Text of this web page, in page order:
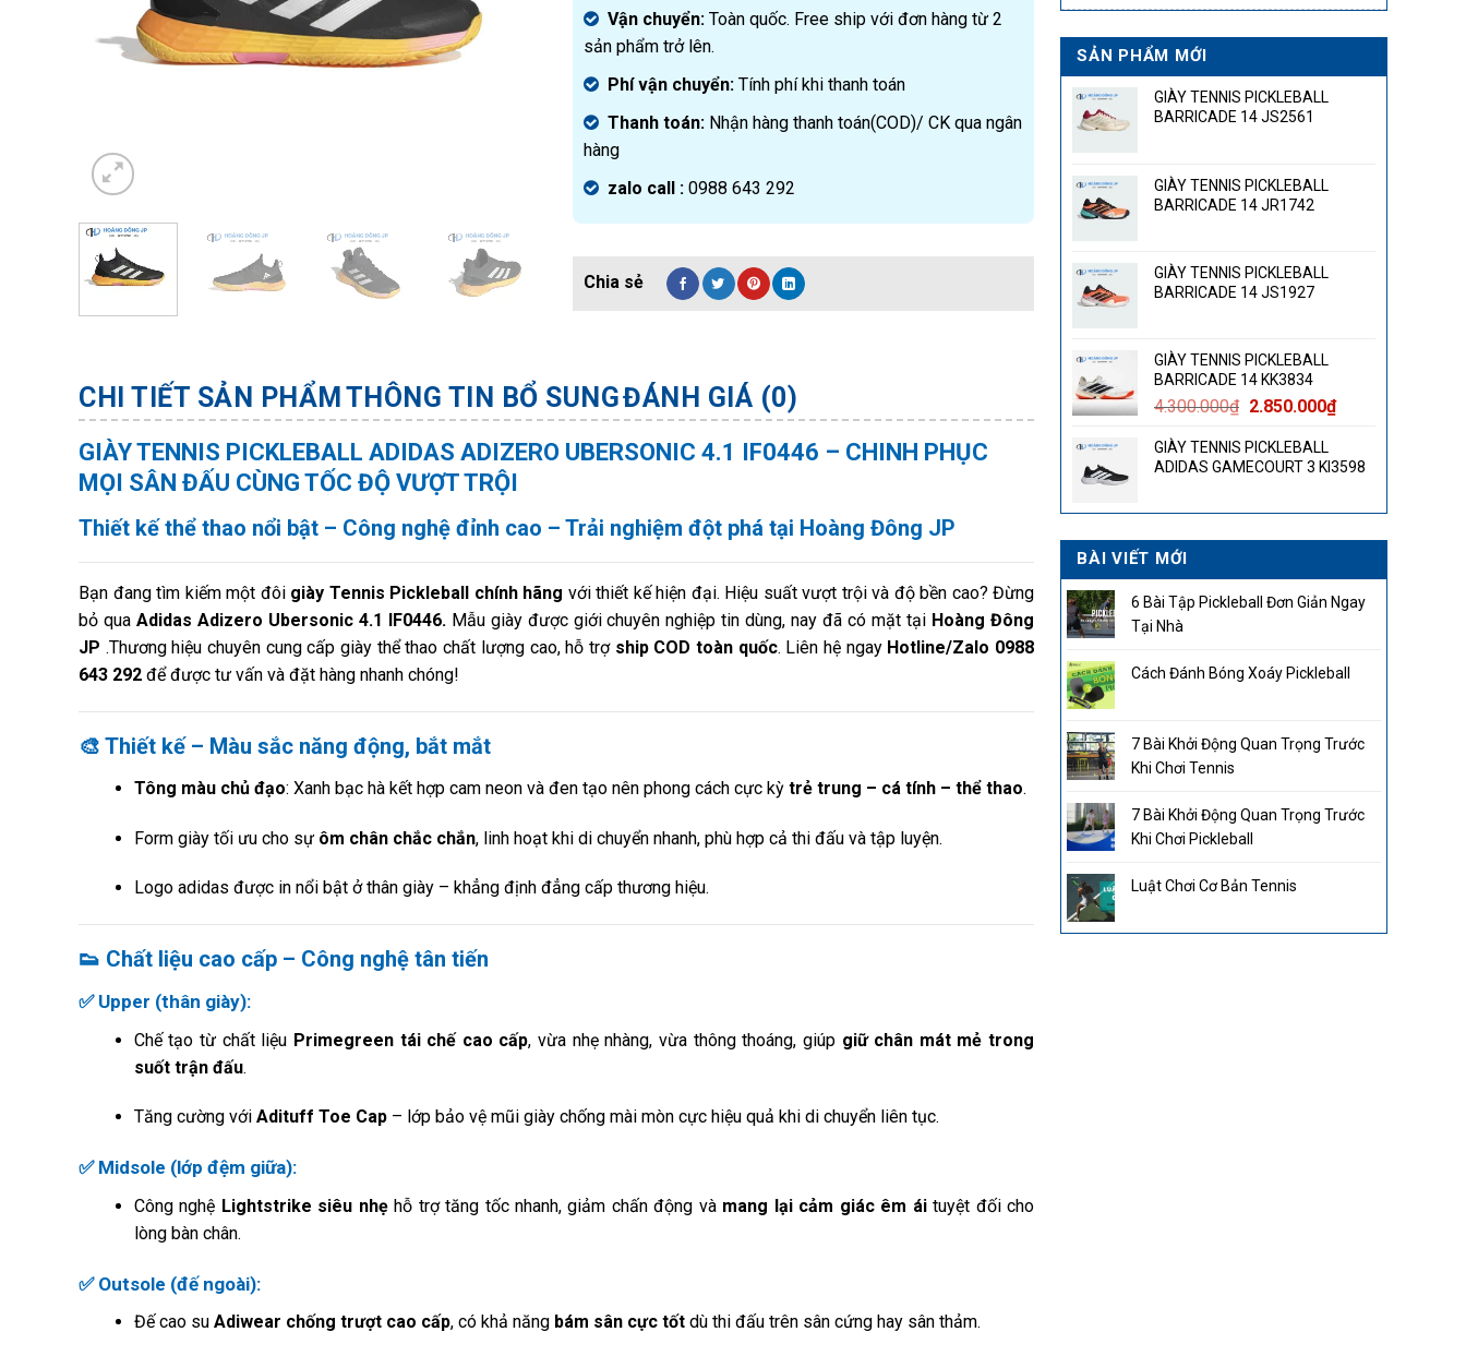
SẢN PHẨM MỚI
GIÀY TENNIS PICKLEBALL
BARRICADE 14 JS2561
GIÀY TENNIS PICKLEBALL
BARRICADE 14 JR1742
GIÀY TENNIS PICKLEBALL
BARRICADE 14 JS1927
GIÀY TENNIS PICKLEBALL
BARRICADE 14 KK3834
4.300.000₫ Giá
là:
4.300.000₫.
2.850.000₫Giá
là:
GIÀY TENNIS PICKLEBALL
ADIDAS GAMECOURT 3 KI3598
BÀI VIẾT MỚI
6 Bài Tập Pickleball Đơn Giản Ngay
Tại Nhà
Cách Đánh Bóng Xoáy Pickleball
7 Bài Khởi Động Quan Trọng Trước
Khi Chơi Tennis
7 Bài Khởi Động Quan Trọng Trước
Khi Chơi Pickleball
Luật Chơi Cơ Bản Tennis
Vận chuyển: Toàn quốc. Free ship với đơn hàng từ 2
sản phẩm trở lên.
Phí vận chuyển: Tính phí khi thanh toán
Thanh toán: Nhận hàng thanh toán(COD)/ CK qua ngân
hàng
zalo call : 0988 643 292
CHI TIẾT SẢN PHẨM THÔNG TIN BỔ SUNGĐÁNH GIÁ (0)
GIÀY TENNIS PICKLEBALL ADIDAS ADIZERO UBERSONIC 4.1 IF0446 – CHINH PHỤC
MỌI SÂN ĐẤU CÙNG TỐC ĐỘ VƯỢT TRỘI
Thiết kế thể thao nổi bật – Công nghệ đỉnh cao – Trải nghiệm đột phá tại Hoàng Đông JP
Bạn đang tìm kiếm một đôi giày Tennis Pickleball chính hãng với thiết kế hiện đại. Hiệu suất vượt trội và độ bền cao? Đừng
bỏ qua Adidas Adizero Ubersonic 4.1 IF0446.Mẫu giày được giới chuyên nghiệp tin dùng, nay đã có mặt tại Hoàng Đông
JP .Thương hiệu chuyên cung cấp giày thể thao chất lượng cao, hỗ trợ ship COD toàn quốc. Liên hệ ngay Hotline/Zalo 0988
643 292 để được tư vấn và đặt hàng nhanh chóng!
🎨 Thiết kế – Màu sắc năng động, bắt mắt
Tông màu chủ đạo: Xanh bạc hà kết hợp cam neon và đen tạo nên phong cách cực kỳ trẻ trung – cá tính – thể thao.
Form giày tối ưu cho sự ôm chân chắc chắn, linh hoạt khi di chuyển nhanh, phù hợp cả thi đấu và tập luyện.
Logo adidas được in nổi bật ở thân giày – khẳng định đẳng cấp thương hiệu.
👟 Chất liệu cao cấp – Công nghệ tân tiến
✅ Upper (thân giày):
Chế tạo từ chất liệu Primegreen tái chế cao cấp, vừa nhẹ nhàng, vừa thông thoáng, giúp giữ chân mát mẻ trong
suốt trận đấu.
Tăng cường với Adituff Toe Cap– lớp bảo vệ mũi giày chống mài mòn cực hiệu quả khi di chuyển liên tục.
✅ Midsole (lớp đệm giữa):
Công nghệ Lightstrike siêu nhẹhỗ trợ tăng tốc nhanh, giảm chấn động và mang lại cảm giác êm áituyệt đối cho
lòng bàn chân.
✅ Outsole (đế ngoài):
Đế cao su Adiwear chống trượt cao cấp, có khả năng bám sân cực tốtdù thi đấu trên sân cứng hay sân thảm.